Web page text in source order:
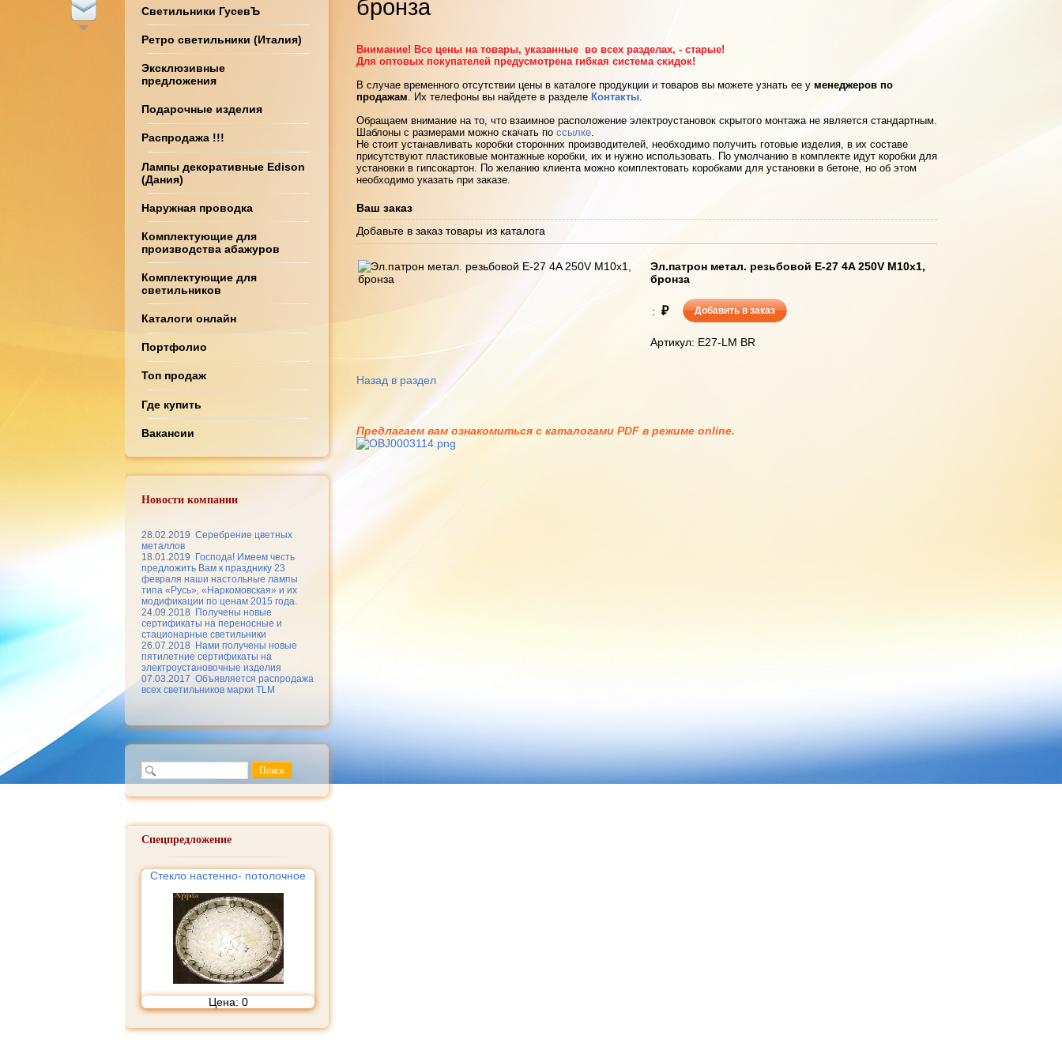
Светильники ГусевЪ
Ретро светильники (Италия)
Эксклюзивные
предложения
Подарочные изделия
Распродажа !!!
Лампы декоративные Edison
(Дания)
Наружная проводка
Комплектующие для
производства абажуров
Комплектующие для
светильников
Каталоги онлайн
Портфолио
Топ продаж
Где купить
Вакансии
Новости компании
28.02.2019 Серебрение цветных
металлов
18.01.2019
Господа! Имеем честь
предложить Вам к празднику 23
февраля наши настольные лампы
типа «Русь», «Наркомовская» и их
модификации по ценам 2015 года.
24.09.2018
Получены новые
сертификаты на переносные и
стационарные светильники
26.07.2018
Нами получены новые
пятилетние сертификаты на
электроустановочные изделия
07.03.2017 Объявляется распродажа
всех светильников марки TLM
Спецпредложение
Стекло настенно- потолочное
Цена: 0
бронза
Внимание! Все цены на товары, указанные во всех разделах, - старые!
Для оптовых покупателей предусмотрена гибкая система скидок!
В случае временного отсутствии цены в каталоге продукции и товаров вы можете узнать ее у менеджеров по
продажам . Их телефоны вы найдете в разделе Контакты
Обращаем внимание на то, что взаимное расположение электроустановок скрытого монтажа не является стандартным.
Шаблоны с размерами можно скачать по ссылке
Не стоит устанавливать коробки сторонних производителей, необходимо получить готовые изделия, в их составе
присутствуют пластиковые монтажные коробки, их и нужно использовать. По умолчанию в комплекте идут коробки для
установки в гипсокартон. По желанию клиента можно комплектовать коробками для установки в бетоне, но об этом
необходимо указать при заказе.
Ваш заказ
Добавьте в заказ товары из каталога
Эл.патрон метал. резьбовой Е-27 4A 250V М10х1,
бронза
: ₽ Добавить в заказ
Артикул: E27-LM BR
Назад в раздел
Предлагаем вам ознакомиться с каталогами PDF в режиме online.